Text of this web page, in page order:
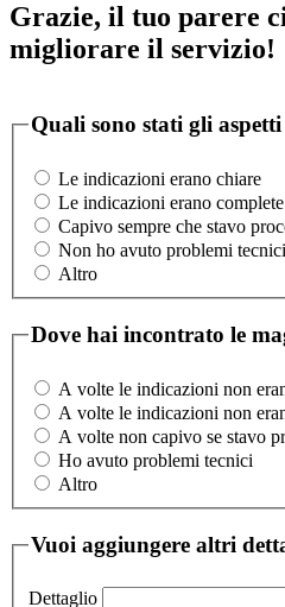
Grazie, il tuo parere
migliorare il servizio!
Quali sono stati gli
Le indicazioni erano chiare
Le indicazioni erano complete
Capivo sempre che stavo
Non ho avuto problemi tecnici
Altro
Dove hai incontrato le
A volte le indicazioni non
A volte le indicazioni non
A volte non capivo se stavo
Ho avuto problemi tecnici
Altro
Vuoi aggiungere altri
Dettaglio